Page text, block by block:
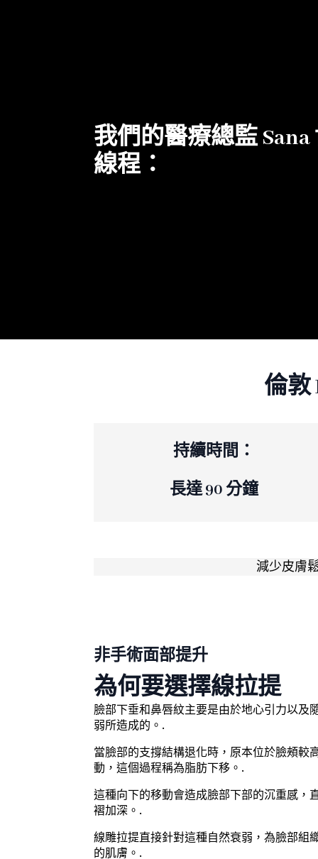
我們的醫療總監 Sana
線程：
倫敦
持續時間：
長達 90 分鐘
減少皮膚
非手術面部提升
為何要選擇線拉提
臉部下垂和鼻唇紋主要是由於地心引力以及
弱所造成的。.
當臉部的支撐結構退化時，原本位於臉頰較
動，這個過程稱為脂肪下移。.
這種向下的移動會造成臉部下部的沉重感，
褶加深。.
線雕拉提直接針對這種自然衰弱，為臉部組
的肌膚。.